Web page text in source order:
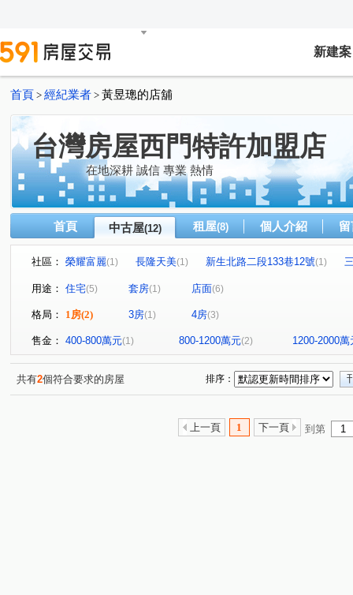
新建案
首頁 > 經紀業者 > 黃昱璁的店舖
台灣房屋西門特許加盟店
在地深耕 誠信 專業 熱情
首頁 中古屋(12) 租屋(8) 個人介紹
社區： 榮耀富麗(1) 長隆天美(1) 新生北路二段133巷12號(1)
崇仁花園大廈
(1)
漢中街 桂林路 昆明街(2)
用途： 住宅(5) 套房(1) 店面(6)
格局： 1房(2) 3房(1) 4房(3)
售金： 400-800萬元(1) 800-1200萬元(2) 1200-2000萬
共有2個符合要求的房屋 排序：
上一頁 1 下一頁 到第